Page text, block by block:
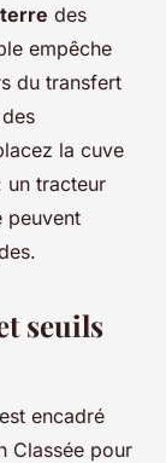
des
empêche
du transfert
la cuve
un tracteur
peuvent
seuils
est encadré
Classée pour